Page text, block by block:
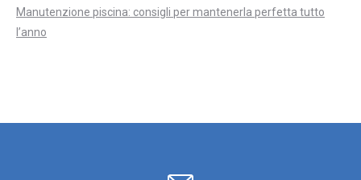
Manutenzione piscina: consigli per mantenerla perfetta tutto
l’anno